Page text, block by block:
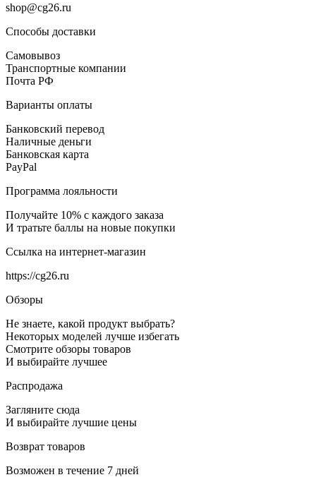
shop@cg26.ru
Способы доставки
Самовывоз
Транспортные компании
Почта РФ
Варианты оплаты
Банковский перевод
Наличные деньги
Банковская карта
PayPal
Программа лояльности
Получайте 10% с каждого заказа
И тратьте баллы на новые покупки
Ссылка на интернет-магазин
https://cg26.ru
Обзоры
Не знаете, какой продукт выбрать?
Некоторых моделей лучше избегать
Смотрите обзоры товаров
И выбирайте лучшее
Распродажа
Загляните сюда
И выбирайте лучшие цены
Возврат товаров
Возможен в течение 7 дней